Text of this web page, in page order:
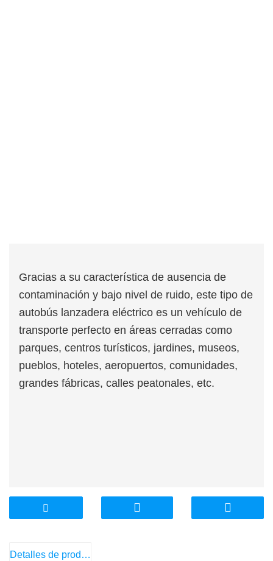
Gracias a su característica de ausencia de
contaminación y bajo nivel de ruido, este tipo de
autobús lanzadera eléctrico es un vehículo de
transporte perfecto en áreas cerradas como
parques, centros turísticos, jardines, museos,
pueblos, hoteles, aeropuertos, comunidades,
grandes fábricas, calles peatonales, etc.
Detalles de producto